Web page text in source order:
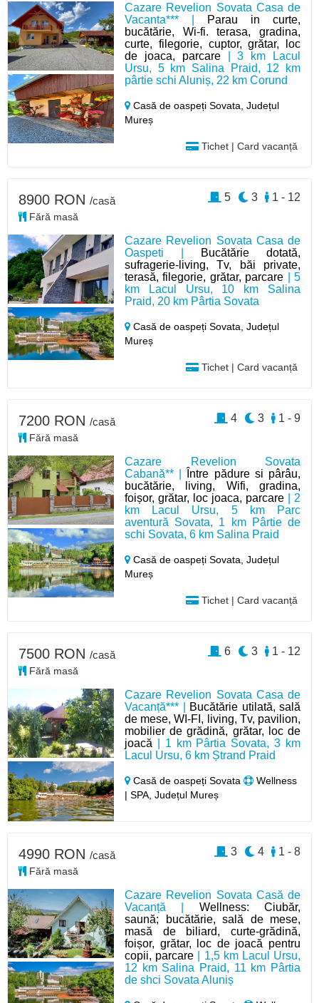
Cazare Revelion Sovata Casa de
Vacanta*** |
Parau in curte,
bucătărie, Wi-fi. terasa, gradina,
curte, filegorie, cuptor, grătar, loc
de joaca, parcare| 3 km Lacul
Ursu, 5 km Salina Praid, 12 km
pârtie schi Aluniș, 22 km Corund
Casă de oaspeți Sovata,Județul
Mureș
Tichet | Card vacanță
Cazare Revelion Sovata Casa de
Oaspeti |
Bucătărie dotată,
sufragerie-living, Tv, băi private,
terasă, filegorie, grătar, parcare | 5
km Lacul Ursu, 10 km Salina
Praid, 20 km Pârtia Sovata
Casă de oaspeți Sovata,Județul
Mureș
Tichet | Card vacanță
8900 RON /casă
Fără masă
1 - 12
3
5
Cazare Revelion Sovata
Cabană** |
Între pădure si pârâu,
bucătărie, living, Wifi, gradina,
foișor, grătar, loc joaca, parcare | 2
km Lacul Ursu, 5 km Parc
aventură Sovata, 1 km Pârtie de
schi Sovata, 6 km Salina Praid
Casă de oaspeți Sovata,Județul
Mureș
Tichet | Card vacanță
7200 RON /casă
Fără masă
1 - 9
3
4
Cazare Revelion Sovata Casa de
Vacanță*** |
Bucătărie utilată, sală
de mese, WI-FI, living, Tv, pavilion,
mobilier de grădină, grătar, loc de
joacă | 1 km Pârtia Sovata, 3 km
Lacul Ursu, 6 km Ștrand Praid
Casă de oaspeți Sovata
Wellness
| SPA, Județul Mureș
7500 RON /casă
Fără masă
1 - 12
3
6
Cazare Revelion Sovata Casă de
Vacanță | Wellness: Ciubăr,
saună; bucătărie, sală de mese,
masă de biliard, curte-grădină,
foișor, grătar, loc de joacă pentru
copii, parcare | 1,5 km Lacul Ursu,
12 km Salina Praid, 11 km Pârtia
de shci Sovata Aluniș
4990 RON /casă
Fără masă
1 - 8
4
3